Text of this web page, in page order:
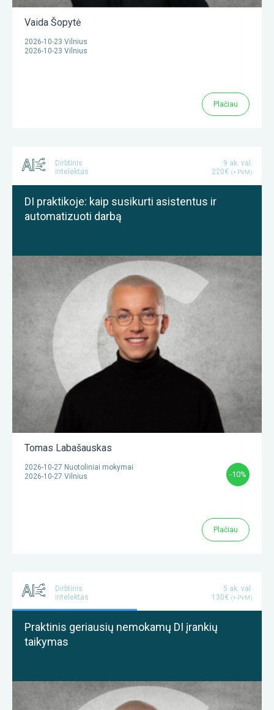
Vaida Šopytė
2026-10-23 Vilnius
2026-10-23 Vilnius
Plačiau
Dirbtinis
intelektas
9 ak. val.
220€ (+ PVM)
DI praktikoje: kaip susikurti asistentus ir
automatizuoti darbą
Tomas Labašauskas
2026-10-27 Nuotoliniai mokymai
2026-10-27 Vilnius
-10%
Plačiau
Dirbtinis
intelektas
5 ak. val.
130€ (+ PVM)
Praktinis geriausių nemokamų DI įrankių
taikymas